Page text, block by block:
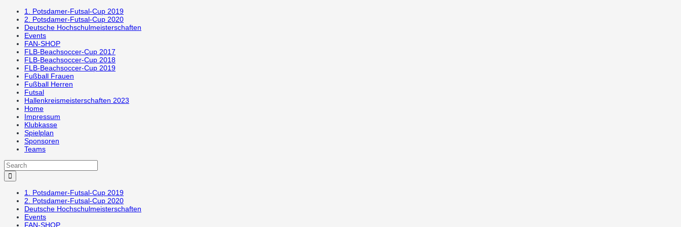
1. Potsdamer-Futsal-Cup 2019
2. Potsdamer-Futsal-Cup 2020
Deutsche Hochschulmeisterschaften
Events
FAN-SHOP
FLB-Beachsoccer-Cup 2017
FLB-Beachsoccer-Cup 2018
FLB-Beachsoccer-Cup 2019
Fußball Frauen
Fußball Herren
Futsal
Hallenkreismeisterschaften 2023
Home
Impressum
Klubkasse
Spielplan
Sponsoren
Teams
1. Potsdamer-Futsal-Cup 2019
2. Potsdamer-Futsal-Cup 2020
Deutsche Hochschulmeisterschaften
Events
FAN-SHOP